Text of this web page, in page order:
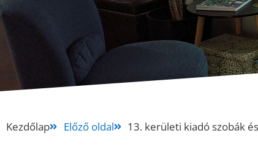
Kezdőlap Előző oldal 13. kerületi kiadó szobák